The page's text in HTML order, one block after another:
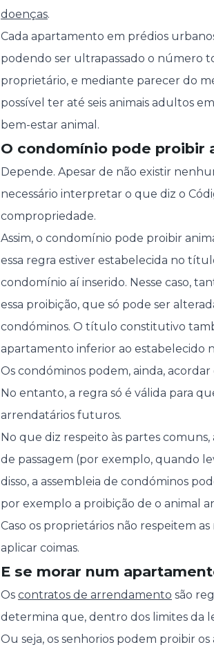
doenças.
Cada apartamento em prédios
podendo ser ultrapassado o número
proprietário, e mediante parecer do
possível ter até seis animais adultos
bem-estar animal.
O condomínio pode proibir
Depende. Apesar de não existir
necessário interpretar o que diz o
compropriedade.
Assim, o condomínio pode proibir
essa regra estiver estabelecida no
condomínio aí inserido. Nesse caso,
essa proibição, que só pode ser
condóminos. O título constitutivo
apartamento inferior ao estabelecido
Os condóminos podem, ainda,
No entanto, a regra só é válida para
arrendatários futuros.
No que diz respeito às partes
de passagem (por exemplo, quando
disso, a assembleia de condóminos
por exemplo a proibição de o animal
Caso os proprietários não respeitem
aplicar coimas.
E se morar num
Os contratos de arrendamento são
determina que, dentro dos limites da
Ou seja, os senhorios podem proibir